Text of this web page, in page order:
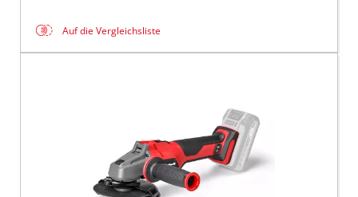
Auf die Vergleichsliste